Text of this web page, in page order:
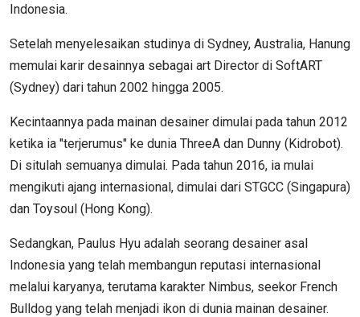
Indonesia.
Setelah menyelesaikan studinya di Sydney, Australia, Hanung
memulai karir desainnya sebagai art Director di SoftART
(Sydney) dari tahun 2002 hingga 2005.
Kecintaannya pada mainan desainer dimulai pada tahun 2012
ketika ia "terjerumus" ke dunia ThreeA dan Dunny (Kidrobot).
Di situlah semuanya dimulai. Pada tahun 2016, ia mulai
mengikuti ajang internasional, dimulai dari STGCC (Singapura)
dan Toysoul (Hong Kong).
Sedangkan, Paulus Hyu adalah seorang desainer asal
Indonesia yang telah membangun reputasi internasional
melalui karyanya, terutama karakter Nimbus, seekor French
Bulldog yang telah menjadi ikon di dunia mainan desainer.